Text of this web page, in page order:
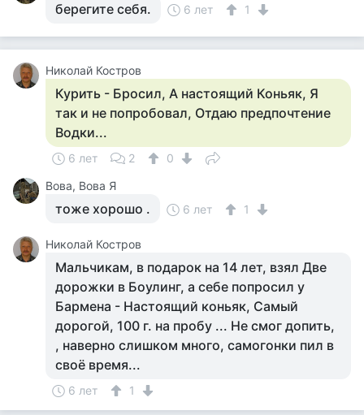
берегите себя. 6 лет 1
Николай Костров
Курить - Бросил, А настоящий Коньяк, Я
так и не попробовал, Отдаю предпочтение
Водки...
6 лет 2
0
Вова, Вова Я
тоже хорошо . 6 лет 1
Николай Костров
Мальчикам, в подарок на 14 лет, взял Две
дорожки в Боулинг, а себе попросил у
Бармена - Настоящий коньяк, Самый
дорогой, 100 г. на пробу ... Не смог допить,
, наверно слишком много, самогонки пил в
своё время...
6 лет 1